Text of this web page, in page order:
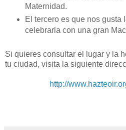
Maternidad.
El tercero es que nos gusta
celebrarla con una gran
Si quieres consultar el lugar y la
tu ciudad, visita la siguiente
http://